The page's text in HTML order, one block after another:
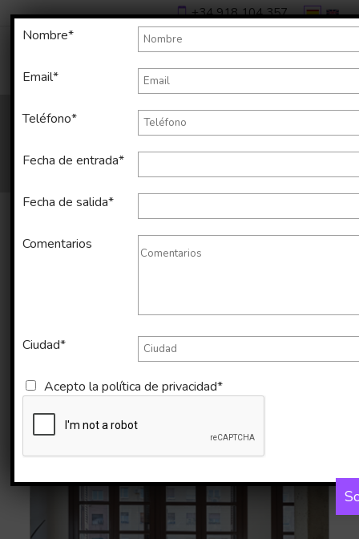
+34 918 104 357
en El Born de 50 m2
Imágenes Mapa
Nombre*
Email*
Teléfono*
Fecha de entrada*
Fecha de salida*
Comentarios
Ciudad*
Acepto lapolítica de privacidad*